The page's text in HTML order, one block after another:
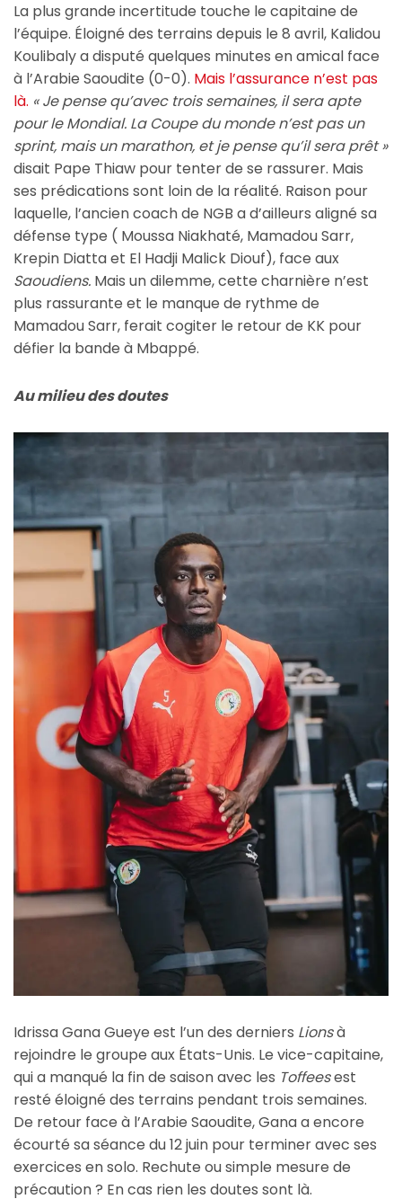
La plus grande incertitude touche le capitaine de
l’équipe. Éloigné des terrains depuis le 8 avril, Kalidou
Koulibaly a disputé quelques minutes en amical face
à l’Arabie Saoudite (0-0). Mais l’assurance n’est pas
là. «Je pense qu’avec trois semaines, il sera apte
pour le Mondial. La Coupe du monde n’est pas un
sprint, mais un marathon, et je pense qu’il sera prêt »
disait Pape Thiaw pour tenter de se rassurer. Mais
ses prédications sont loin de la réalité. Raison pour
laquelle, l’ancien coach de NGB a d’ailleurs aligné sa
défense type ( Moussa Niakhaté, Mamadou Sarr,
Krepin Diatta et El Hadji Malick Diouf), face aux
Saoudiens. Mais un dilemme, cette charnière n’est
plus rassurante et le manque de rythme de
Mamadou Sarr, ferait cogiter le retour de KK pour
défier la bande à Mbappé.
Au milieu des doutes
Idrissa Gana Gueye est l’un des derniers Lionsà
rejoindre le groupe aux États-Unis. Le vice-capitaine,
qui a manqué la fin de saison avec les Toffeesest
resté éloigné des terrains pendant trois semaines.
De retour face à l’Arabie Saoudite, Gana a encore
écourté sa séance du 12 juin pour terminer avec ses
exercices en solo. Rechute ou simple mesure de
précaution ? En cas rien les doutes sont là.